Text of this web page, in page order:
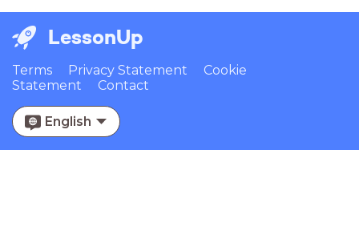
LessonUp
Terms Privacy Statement
Cookie
Statement
Contact
English